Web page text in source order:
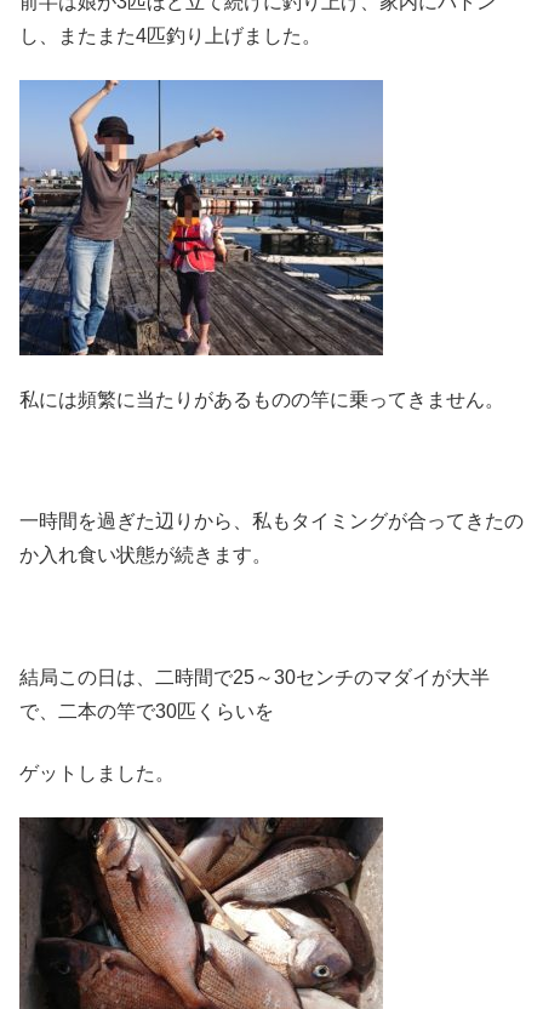
し、またまた4匹釣り上げました。
私には頻繁に当たりがあるものの竿に乗ってきません。
一時間を過ぎた辺りから、私もタイミングが合ってきたの
か入れ食い状態が続きます。
結局この日は、二時間で25～30センチのマダイが大半
で、二本の竿で30匹くらいを
ゲットしました。